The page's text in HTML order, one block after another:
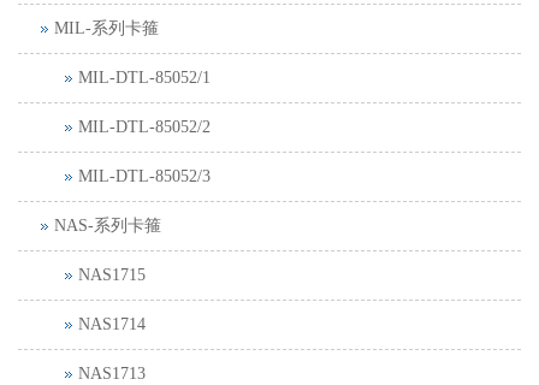
MIL-系列卡箍
MIL-DTL-85052/1
MIL-DTL-85052/2
MIL-DTL-85052/3
NAS-系列卡箍
NAS1715
NAS1714
NAS1713